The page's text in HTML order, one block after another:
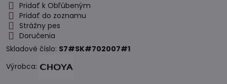
Pridať k Obľúbeným
Pridať do zoznamu
Strážny pes
Doručenia
Skladové číslo: S7#SK#702007#1
Výrobca: